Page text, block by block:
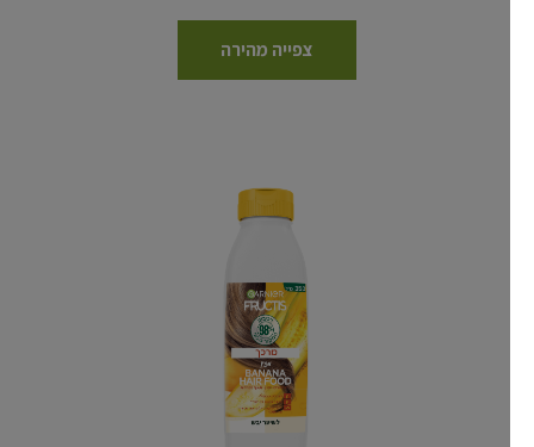
צפייה מהירה